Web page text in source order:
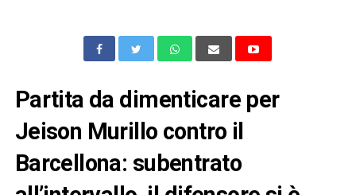
Partita da dimenticare per
Jeison Murillo contro il
Barcellona: subentrato